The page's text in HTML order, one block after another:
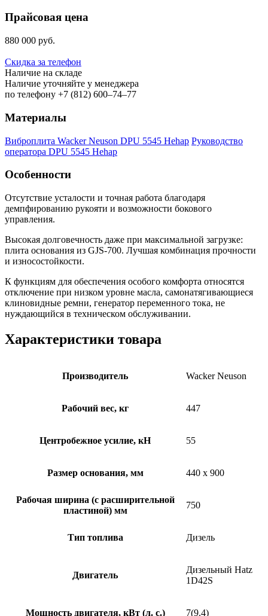
Прайсовая цена
880 000 руб.
Скидка за телефон
Наличие на складе
Наличие уточняйте у менеджера
по телефону +7 (812) 600–74–77
Материалы
Виброплита Wacker Neuson DPU 5545 Hehap Руководство
оператора DPU 5545 Hehap
Особенности
Отсутствие усталости и точная работа благодаря
демпфированию рукояти и возможности бокового
управления.
Высокая долговечность даже при максимальной загрузке:
плита основания из GJS-700. Лучшая комбинация прочности
и износостойкости.
К функциям для обеспечения особого комфорта относятся
отключение при низком уровне масла, самонатягивающиеся
клиновидные ремни, генератор переменного тока, не
нуждающийся в техническом обслуживании.
Характеристики товара
Производитель Wacker Neuson
Рабочий вес, кг 447
Центробежное усилие, кН 55
Размер основания, мм 440 x 900
Рабочая ширина (с расширительной
пластиной) мм
750
Тип топлива Дизель
Двигатель
Дизельный Hatz
1D42S
Мощность двигателя, кВт (л. с.) 7(9.4)